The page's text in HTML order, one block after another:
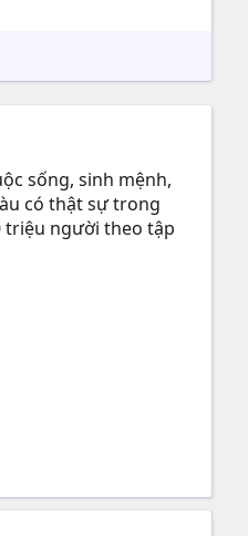
sống, sinh mệnh,
có thật sự trong
triệu người theo tập